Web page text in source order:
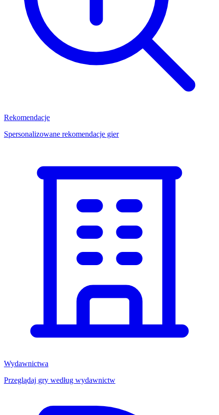
Rekomendacje
Spersonalizowane rekomendacje gier
Wydawnictwa
Przeglądaj gry według wydawnictw